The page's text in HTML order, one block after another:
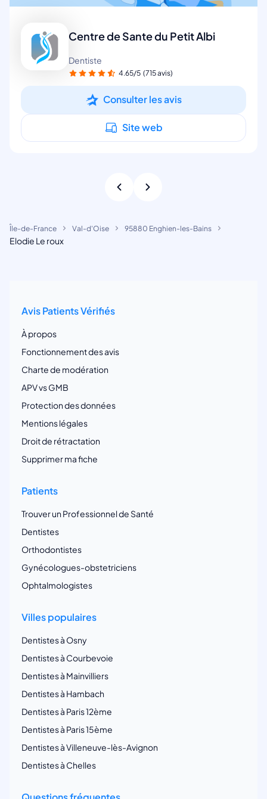
Centre de Sante du Petit Albi
Dentiste
4.65/5 (715 avis)
Consulter les avis
Site web
Île-de-France Val-d'Oise 95880 Enghien-les-Bains
Elodie Le roux
Avis Patients Vérifiés
À propos
Fonctionnement des avis
Charte de modération
APV vs GMB
Protection des données
Mentions légales
Droit de rétractation
Supprimer ma fiche
Patients
Trouver un Professionnel de Santé
Dentistes
Orthodontistes
Gynécologues-obstetriciens
Ophtalmologistes
Villes populaires
Dentistes à Osny
Dentistes à Courbevoie
Dentistes à Mainvilliers
Dentistes à Hambach
Dentistes à Paris 12ème
Dentistes à Paris 15ème
Dentistes à Villeneuve-lès-Avignon
Dentistes à Chelles